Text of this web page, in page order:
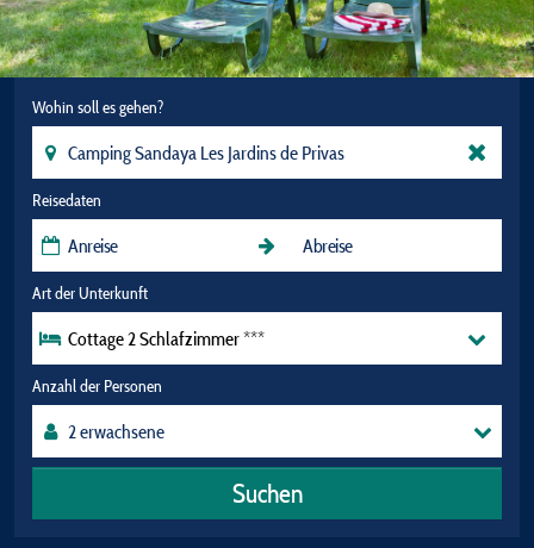
Wohin soll es gehen?
Reisedaten
Art der Unterkunft
Cottage 2 Schlafzimmer ***
Anzahl der Personen
Suchen